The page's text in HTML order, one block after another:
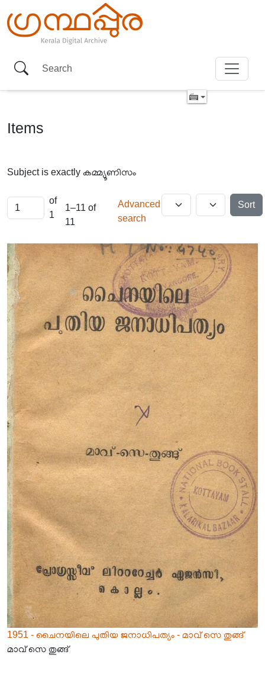
Items
Subject is exactly കമ്മ്യൂണിസം
of
1
1–11 of
11
Advanced
search
Sort
1951 - ചൈനയിലെ പുതിയ ജനാധിപത്യം - മാവ് സെ തുങ്ങ്
മാവ് സെ തുങ്ങ്